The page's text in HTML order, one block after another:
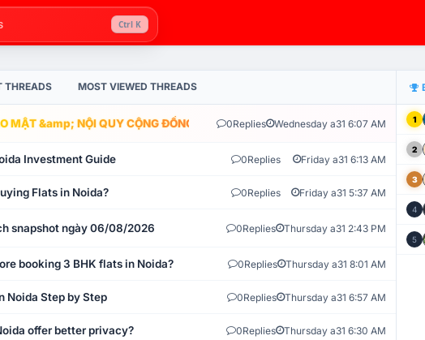
Ctrl K
THREADS MOST VIEWED THREADS
MẬT &amp; NỘI QUY CỘNG ĐỒNG VLIKE.VN: HỆ THỐNG GIÁM SÁT TỰ
0Replies Wednesday a31 6:07 AM
Investment Guide 0Replies Friday a31 6:13 AM
Flats in Noida? 0Replies Friday a31 5:37 AM
snapshot ngày 06/08/2026 0Replies Thursday a31 2:43 PM
booking 3 BHK flats in Noida? 0Replies Thursday a31 8:01 AM
Noida Step by Step 0Replies Thursday a31 6:57 AM
offer better privacy? 0Replies Thursday a31 6:30 AM
1
2
3
4
5